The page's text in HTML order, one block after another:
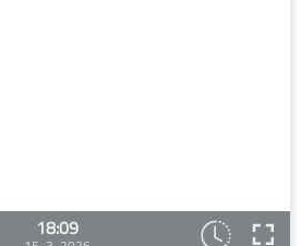
18:09